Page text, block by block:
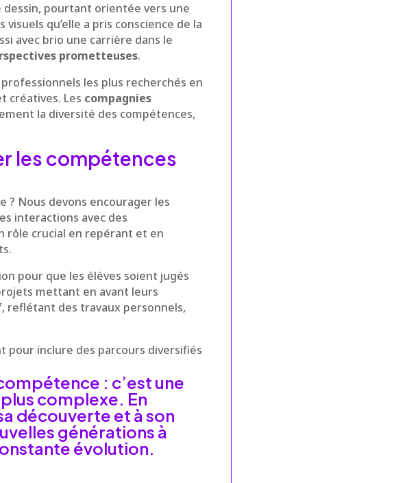
dessin, pourtant orientée vers une
qu’elle a pris conscience de la
avec brio une carrière dans le
prometteuses.
professionnels les plus recherchés en
créatives. Les compagnies
la diversité des compétences,
les compétences
? Nous devons encourager les
interactions avec des
rôle crucial en repérant et en
pour que les élèves soient jugés
mettant en avant leurs
reflétant des travaux personnels,
pour inclure des parcours diversifiés
: c’est une
complexe. En
découverte et à son
générations à
évolution.